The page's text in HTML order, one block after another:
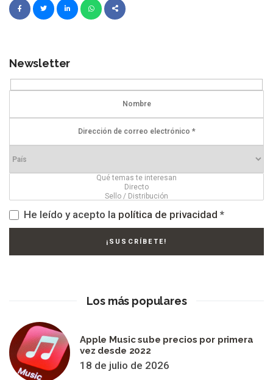
Newsletter
He leído y acepto la política de privacidad *
Los más populares
Apple Music sube precios por primera
vez desde 2022
18 de julio de 2026